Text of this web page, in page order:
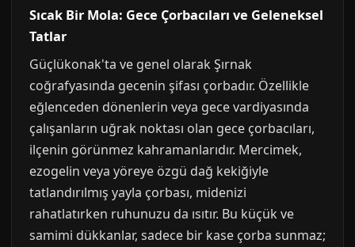
Sıcak Bir Mola: Gece Çorbacıları ve Geleneksel
Tatlar
Güçlükonak'ta ve genel olarak Şırnak
coğrafyasında gecenin şifası çorbadır. Özellikle
eğlenceden dönenlerin veya gece vardiyasında
çalışanların uğrak noktası olan gece çorbacıları,
ilçenin görünmez kahramanlarıdır. Mercimek,
ezogelin veya yöreye özgü dağ kekiğiyle
tatlandırılmış yayla çorbası, midenizi
rahatlatırken ruhunuzu da ısıtır. Bu küçük ve
samimi dükkanlar, sadece bir kase çorba sunmaz;